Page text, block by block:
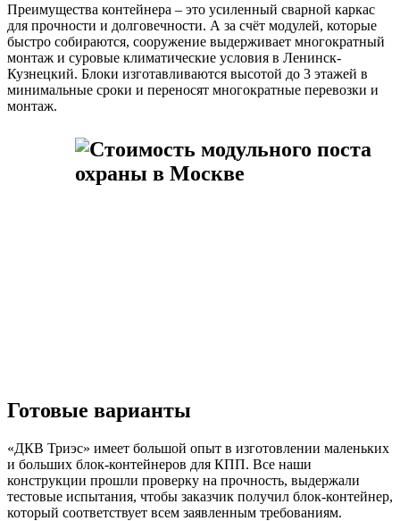
Преимущества контейнера – это усиленный сварной каркас
для прочности и долговечности. А за счёт модулей, которые
быстро собираются, сооружение выдерживает многократный
монтаж и суровые климатические условия в Ленинск-
Кузнецкий. Блоки изготавливаются высотой до 3 этажей в
минимальные сроки и переносят многократные перевозки и
монтаж.
Готовые варианты
«ДКВ Триэс» имеет большой опыт в изготовлении маленьких
и больших блок-контейнеров для КПП. Все наши
конструкции прошли проверку на прочность, выдержали
тестовые испытания, чтобы заказчик получил блок-контейнер,
который соответствует всем заявленным требованиям.